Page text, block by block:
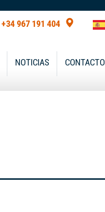
+34 967 191 404
NOTICIAS CONTACTO